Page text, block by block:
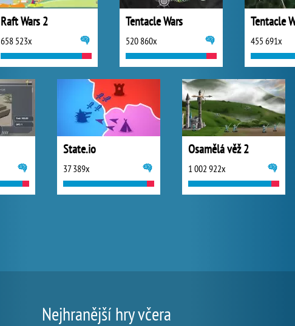
Raft Wars 2
658 523x
Tentacle Wars
520 860x
Tentacle
455 691x
State.io
37 389x
Osamělá věž 2
1 002 922x
Nejhranější hry včera